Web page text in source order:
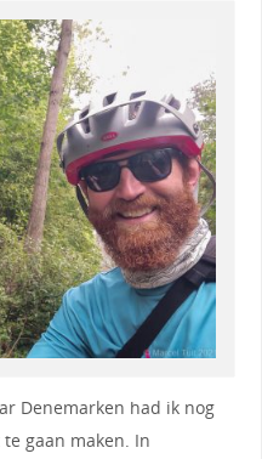
Denemarken had ik nog
gaan maken. In